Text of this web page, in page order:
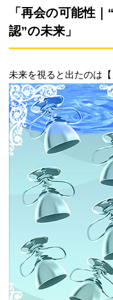
「再会の可能性
認”の未来」
未来を視ると出たのは